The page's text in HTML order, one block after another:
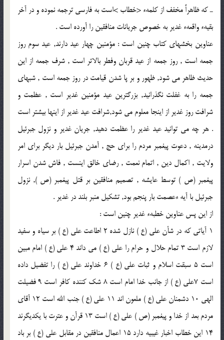
ـ كه ظاهراً مخفف از كلمهء <خطاب >است به فارسى ترجمه نموده و در آخر
بقيهء واقعهء غدير به خصوص جريانات منافقين را آورده است .
عناوين بخشهاى كتاب چنين است : مؤمنين چهار عيد دارند, عيد سوم روز
جمعه است , روز جمعه از عيد قربان وفطر بالاتر است , شرف جمعه از اين
حديث ظاهر مى شود, ظهور و بر پا شدن قيامت در روز جمعه است , شبهاى
جمعه را به غفلت نگذرانيد, بزرگترين عيد مؤمنين غدير است , عظمت و
شرافت روز غدير از اينجا معلوم مى شود,شرافت عيد غدير از اينها بيشتر است
. هر چه مى توانيد عيد غدير را عظمت دهيد, جريان غدير و نزول جبرئيل
درمدينه , دعوت پيغمبر مردم را براى حج , آمدن جبرئيل بار ديگر براى امر
ولايت , اكمال دين , اتمام نعمت , رضاى خالق اينست , فاش شدن اسرار
پيغمبر (ص ) توسط عايشه , تصميم منافقين بر قتل پيغمبر (ص ), نزول
جبرئيل با آيه ءعصمت بار پنجم بود, تشكيل منبر بلند در غدير .
از اين پس عناوين خطبهء غدير چنين است :
1 آياتى كه در شأن على (ع ) نازل شده 2 اطاعت على (ع ) بر سياه و سفيد
لازم است 3 تمام حلال و حرام را على (ع ) مى داند 4 على (ع ) امام مبين
است 5 سبقت اسلام و ثبات على (ع ) 6 خداوند على (ع ) را تفضيل داده
است 7على (ع ) از جانب خدا امام است 8 شك كننده كافر است 9 فضيلت
الهى 10 دشمنان على (ع ) ملعون اند 11 على (ع ) جنب الله است 12 آقاى
مردم بعد از خدا و پيغمبر (ص ) على (ع ) است 13 قرآن و عترت با يكديگرند
14 اين خطاب اخبار غيبيه دارد 15 اعمال منافقين در مقابل على (ع ) بر باد